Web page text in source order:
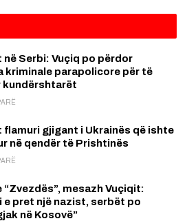
Serbi: Vuçiq po përdor
kriminale parapolicore për të
kundërshtarët
flamuri gjigant i Ukrainës që ishte
në qendër të Prishtinës
mesazh Vuçiqit:
e pret një nazist, serbët po
në Kosovë”